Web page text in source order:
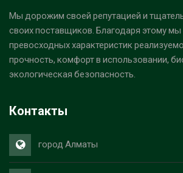
Мы дорожим своей репутацией и
своих поставщиков. Благодаря этому
превосходных характеристик
прочность, комфорт в использовании,
экологическая безопасность.
Контакты
город Алматы